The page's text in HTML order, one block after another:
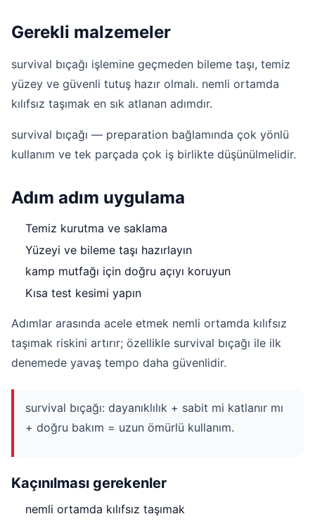
Gerekli malzemeler
survival bıçağı işlemine geçmeden bileme taşı, temiz
yüzey ve güvenli tutuş hazır olmalı. nemli ortamda
kılıfsız taşımak en sık atlanan adımdır.
survival bıçağı — preparation bağlamında çok yönlü
kullanım ve tek parçada çok iş birlikte düşünülmelidir.
Adım adım uygulama
Temiz kurutma ve saklama
Yüzeyi ve bileme taşı hazırlayın
kamp mutfağı için doğru açıyı koruyun
Kısa test kesimi yapın
Adımlar arasında acele etmek nemli ortamda kılıfsız
taşımak riskini artırır; özellikle survival bıçağı ile ilk
denemede yavaş tempo daha güvenlidir.
survival bıçağı: dayanıklılık + sabit mi katlanır mı
+ doğru bakım = uzun ömürlü kullanım.
Kaçınılması gerekenler
nemli ortamda kılıfsız taşımak